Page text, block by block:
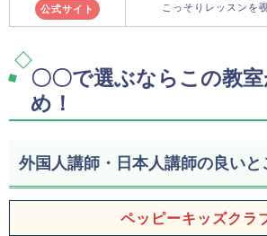
公式サイト
こっそりレッスンを
〇〇で選ぶならこの教
め！
外国人講師・日本人講師の良い
ペッピーキッズクラ